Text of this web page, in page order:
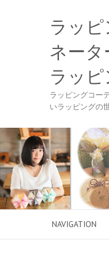
ラッピ
ネータ
ラッ
ラッピングコー
いラッピングの